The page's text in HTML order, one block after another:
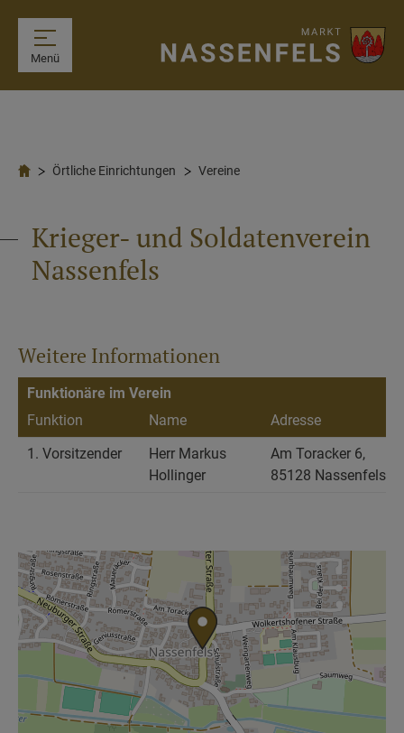
Menü
Örtliche Einrichtungen Vereine
Krieger- und Soldatenverein
Nassenfels
Weitere Informationen
Funktionäre im Verein
Funktion
Name Adresse
1. Vorsitzender
Herr Markus
Hollinger
Am Toracker 6,
85128 Nassenfels